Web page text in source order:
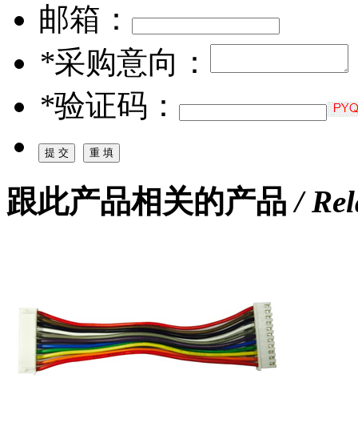
邮箱：
*采购意向：
*验证码：
跟此产品相关的产品/